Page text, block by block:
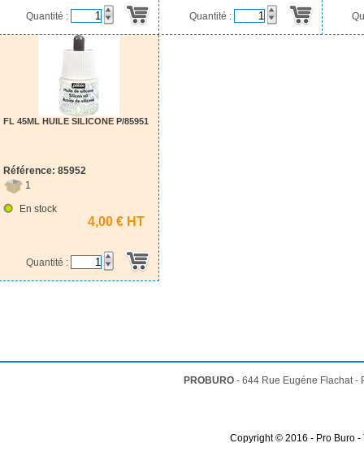
Quantité : Quantité :
FL 45ML HUILE SILICONE P/85951
Référence: 85952
1
En stock
4,00 € HT
Quantité :
PROBURO - 644 Rue Eugéne Flachat -
Copyright © 2016 - Pro Buro